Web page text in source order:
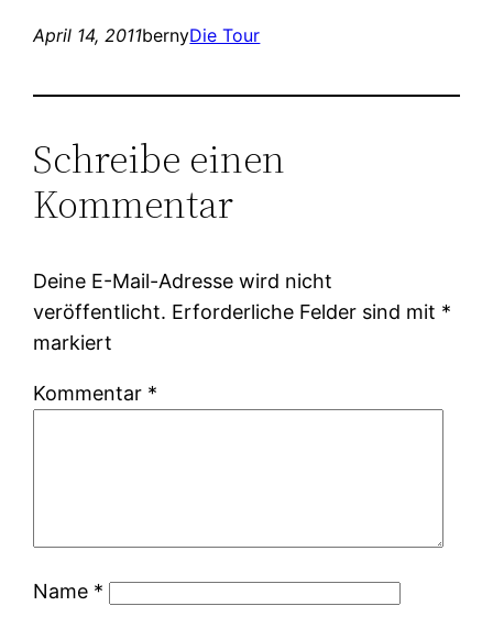
April 14, 2011bernyDie Tour
Schreibe einen
Kommentar
Deine E-Mail-Adresse wird nicht
veröffentlicht. Erforderliche Felder sind mit *
markiert
Kommentar *
Name *